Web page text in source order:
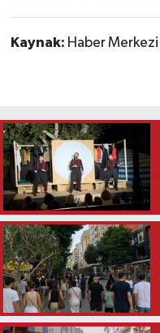
Kaynak: Haber Merkezi